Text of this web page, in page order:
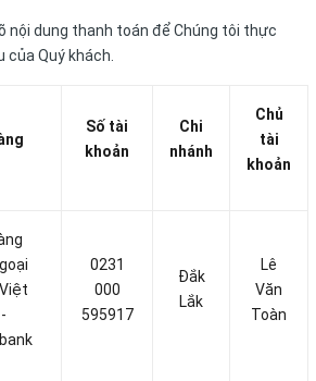
nội dung thanh toán để Chúng tôi thực
của Quý khách.
Số tài
khoản
Chi
nhánh
Chủ
tài
khoản
0231
000
595917
Đắk
Lắk
Lê
Văn
Toàn